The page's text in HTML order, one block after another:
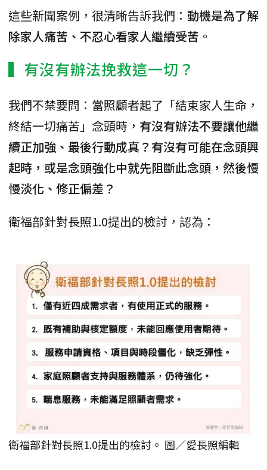
這些新聞案例，很清晰告訴我們： 動機是為了解
除家人痛苦、不忍心看家人繼續受苦 。
▍有沒有辦法挽救這一切？
我們不禁要問：當照顧者起了「結束家人生命，
終結一切痛苦」念頭時， 有沒有辦法不要讓他繼
續正加強、最後行動成真？有沒有可能在念頭興
起時，或是念頭強化中就先阻斷此念頭，然後慢
慢淡化、修正偏差？
衛福部針對長照1.0提出的檢討，認為：
衛福部針對長照1.0提出的檢討。 圖／愛長照編輯